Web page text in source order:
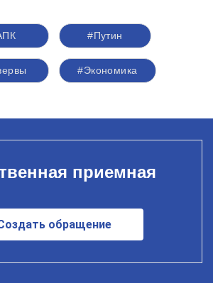
#Путин
#Экономика
приемная
обращение